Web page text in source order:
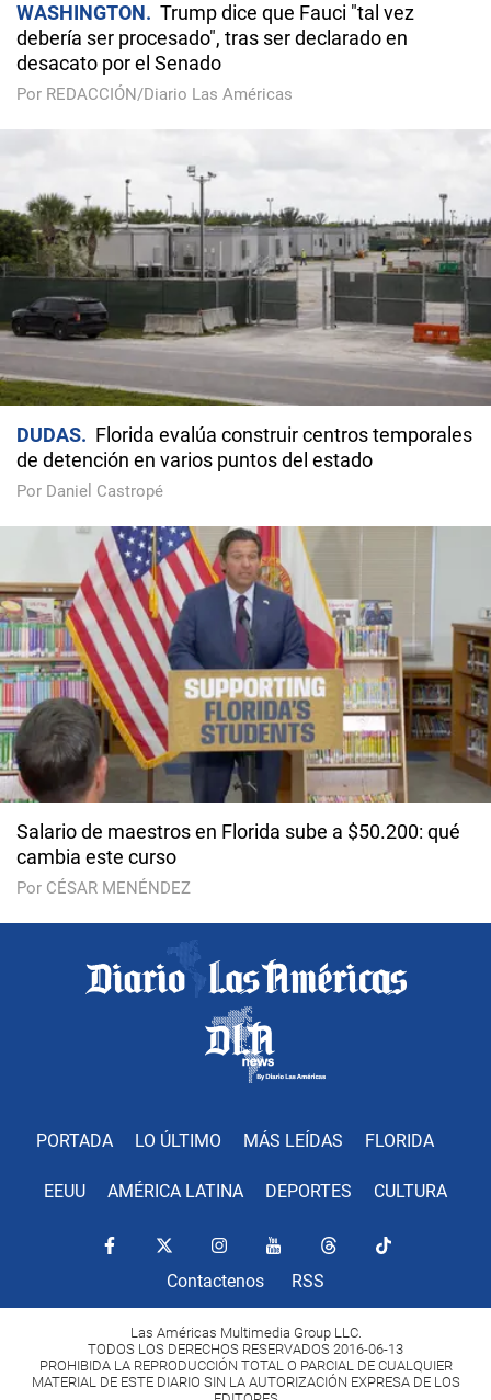
WASHINGTON
Trump dice que Fauci "tal vez
debería ser procesado", tras ser declarado en
desacato por el Senado
Por REDACCIÓN/Diario Las Américas
DUDAS
Florida evalúa construir centros temporales
de detención en varios puntos del estado
Por Daniel Castropé
Salario de maestros en Florida sube a $50.200: qué
cambia este curso
Por CÉSAR MENÉNDEZ
PORTADA LO ÚLTIMO MÁS LEÍDAS FLORIDA
EEUU AMÉRICA LATINA DEPORTES CULTURA
Contactenos RSS
Las Américas Multimedia Group LLC.
TODOS LOS DERECHOS RESERVADOS 2016-06-13
PROHIBIDA LA REPRODUCCIÓN TOTAL O PARCIAL DE CUALQUIER
MATERIAL DE ESTE DIARIO SIN LA AUTORIZACIÓN EXPRESA DE LOS